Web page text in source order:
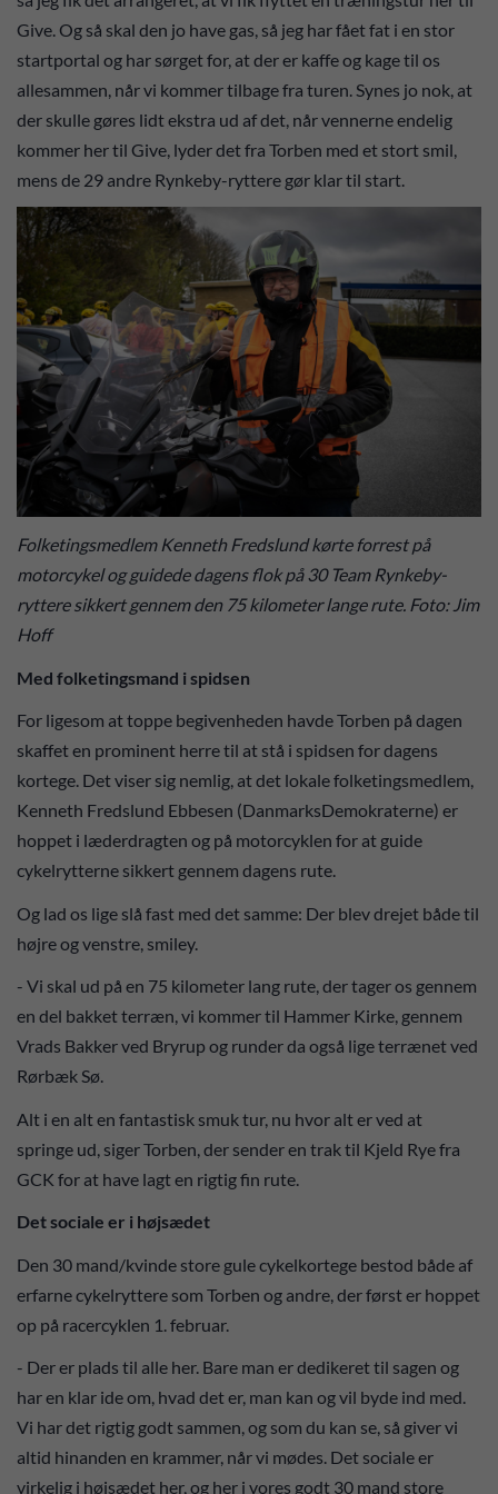
Give. Og så skal den jo have gas, så jeg har fået fat i en stor
startportal og har sørget for, at der er kaffe og kage til os
allesammen, når vi kommer tilbage fra turen. Synes jo nok, at
der skulle gøres lidt ekstra ud af det, når vennerne endelig
kommer her til Give, lyder det fra Torben med et stort smil,
mens de 29 andre Rynkeby-ryttere gør klar til start.
Folketingsmedlem Kenneth Fredslund kørte forrest på
motorcykel og guidede dagens flok på 30 Team Rynkeby-
ryttere sikkert gennem den 75 kilometer lange rute. Foto: Jim
Hoff
Med folketingsmand i spidsen
For ligesom at toppe begivenheden havde Torben på dagen
skaffet en prominent herre til at stå i spidsen for dagens
kortege. Det viser sig nemlig, at det lokale folketingsmedlem,
Kenneth Fredslund Ebbesen (DanmarksDemokraterne) er
hoppet i læderdragten og på motorcyklen for at guide
cykelrytterne sikkert gennem dagens rute.
Og lad os lige slå fast med det samme: Der blev drejet både til
højre og venstre, smiley.
- Vi skal ud på en 75 kilometer lang rute, der tager os gennem
en del bakket terræn, vi kommer til Hammer Kirke, gennem
Vrads Bakker ved Bryrup og runder da også lige terrænet ved
Rørbæk Sø.
Alt i en alt en fantastisk smuk tur, nu hvor alt er ved at
springe ud, siger Torben, der sender en trak til Kjeld Rye fra
GCK for at have lagt en rigtig fin rute.
Det sociale er i højsædet
Den 30 mand/kvinde store gule cykelkortege bestod både af
erfarne cykelryttere som Torben og andre, der først er hoppet
op på racercyklen 1. februar.
- Der er plads til alle her. Bare man er dedikeret til sagen og
har en klar ide om, hvad det er, man kan og vil byde ind med.
Vi har det rigtig godt sammen, og som du kan se, så giver vi
altid hinanden en krammer, når vi mødes. Det sociale er
virkelig i højsædet her, og her i vores godt 30 mand store